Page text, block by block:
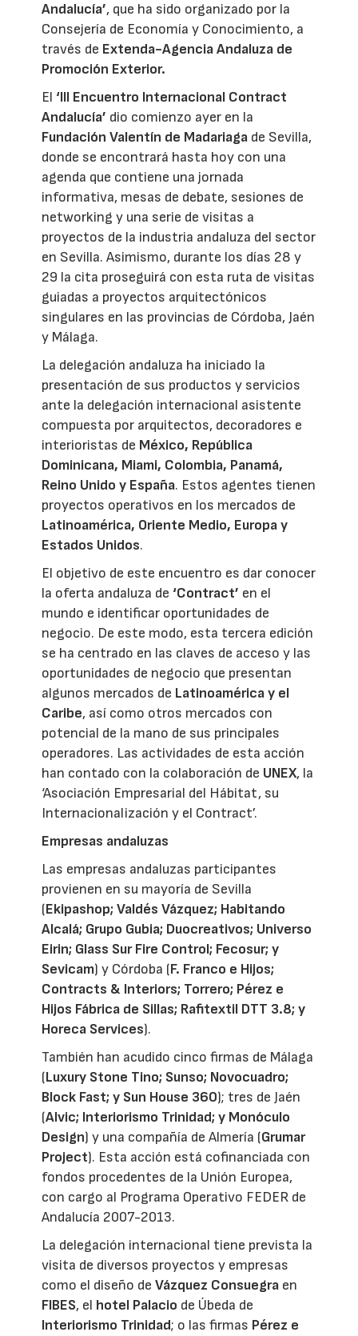
Andalucía’, que ha sido organizado por la
Consejería de Economía y Conocimiento, a
través de Extenda-Agencia Andaluza de
Promoción Exterior.
El ‘III Encuentro Internacional Contract
Andalucía’ dio comienzo ayer en la
Fundación Valentín de Madariaga de Sevilla,
donde se encontrará hasta hoy con una
agenda que contiene una jornada
informativa, mesas de debate, sesiones de
networking y una serie de visitas a
proyectos de la industria andaluza del sector
en Sevilla. Asimismo, durante los días 28 y
29 la cita proseguirá con esta ruta de visitas
guiadas a proyectos arquitectónicos
singulares en las provincias de Córdoba, Jaén
y Málaga.
La delegación andaluza ha iniciado la
presentación de sus productos y servicios
ante la delegación internacional asistente
compuesta por arquitectos, decoradores e
interioristas de México, República
Dominicana, Miami, Colombia, Panamá,
Reino Unido y España. Estos agentes tienen
proyectos operativos en los mercados de
Latinoamérica, Oriente Medio, Europa y
Estados Unidos.
El objetivo de este encuentro es dar conocer
la oferta andaluza de ‘Contract’ en el
mundo e identificar oportunidades de
negocio. De este modo, esta tercera edición
se ha centrado en las claves de acceso y las
oportunidades de negocio que presentan
algunos mercados de Latinoamérica y el
Caribe, así como otros mercados con
potencial de la mano de sus principales
operadores. Las actividades de esta acción
han contado con la colaboración de UNEX, la
‘Asociación Empresarial del Hábitat, su
Internacionalización y el Contract’.
Empresas andaluzas
Las empresas andaluzas participantes
provienen en su mayoría de Sevilla
(Ekipashop; Valdés Vázquez; Habitando
Alcalá; Grupo Gubia; Duocreativos; Universo
Eirin; Glass Sur Fire Control; Fecosur; y
Sevicam) y Córdoba (F. Franco e Hijos;
Contracts & Interiors; Torrero; Pérez e
Hijos Fábrica de Sillas; Rafitextil DTT 3.8; y
Horeca Services).
También han acudido cinco firmas de Málaga
(Luxury Stone Tino; Sunso; Novocuadro;
Block Fast; y Sun House 360); tres de Jaén
(Alvic; Interiorismo Trinidad; y Monóculo
Design) y una compañía de Almería (Grumar
Project). Esta acción está cofinanciada con
fondos procedentes de la Unión Europea,
con cargo al Programa Operativo FEDER de
Andalucía 2007-2013.
La delegación internacional tiene prevista la
visita de diversos proyectos y empresas
como el diseño deVázquez Consuegra en
FIBES, el hotel Palacio de Úbeda de
Interiorismo Trinidad; o las firmas Pérez e